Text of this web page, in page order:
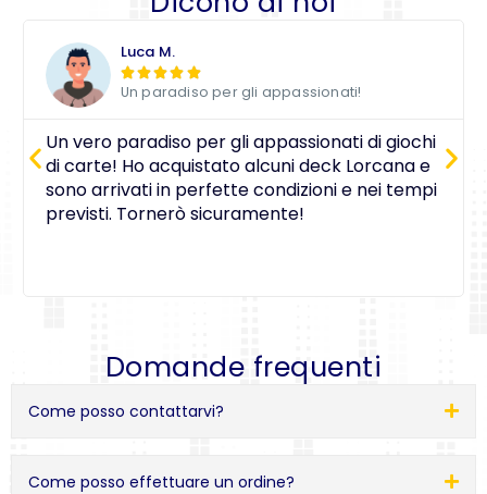
Luca M.
 
Un paradiso per gli appassionati!
Un vero paradiso per gli appassionati di giochi
di carte! Ho acquistato alcuni deck Lorcana e
sono arrivati in perfette condizioni e nei tempi
previsti. Tornerò sicuramente!
Domande frequenti
Come posso contattarvi?
Come posso effettuare un ordine?